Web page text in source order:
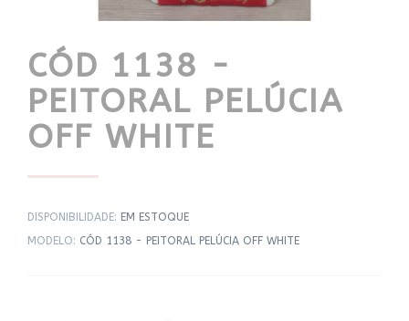
CÓD 1138 -
PEITORAL PELÚCIA
OFF WHITE
DISPONIBILIDADE: EM ESTOQUE
MODELO: CÓD 1138 - PEITORAL PELÚCIA OFF WHITE